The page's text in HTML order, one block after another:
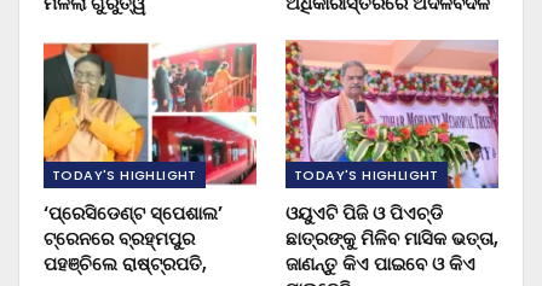
TODAY'S HIGHLIGHT
‘ପ୍ରେସିଡେଣ୍ଟ ସ୍ପେଶାଲ’
ଟ୍ରେନରେ ବ୍ରହ୍ମପୁର
ପହଞ୍ଚିଲେ ରାଷ୍ଟ୍ରପତି,
TODAY'S HIGHLIGHT
ଓୟୁଏଟି ପିଜି ଓ ପିଏଚ୍‌ଡି
ଛାତ୍ରଙ୍କୁ ମିଳିବ ମାସିକ ଭତ୍ତା,
ଜାଣନ୍ତୁ କିଏ ପାଇବେ ଓ କିଏ